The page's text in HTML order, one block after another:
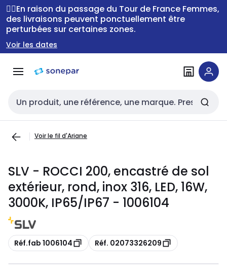
Passer à la
navigation
Passer
au
contenu
🚴‍♂️En raison du passage du Tour de France Femmes,
des livraisons peuvent ponctuellement être
perturbées sur certaines zones.
Voir les dates
Entrée de recherche
Voir le fil d'Ariane
SLV - ROCCI 200, encastré de sol
extérieur, rond, inox 316, LED, 16W,
3000K, IP65/IP67 - 1006104
Copie
Réf.fab 1006104 Copie
Réf. 02073326209